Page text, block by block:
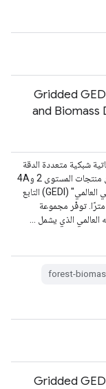
Gridded
and Biomass
شبكية متعددة الدقة
وجاهزة للتحليل وشبه عالمية، وهي مستمدّة من منتجات المستوى 2 و4A
الخاصة بمشروع "دراسة ديناميكيات النظام البيئي العالمي" (GEDI) التابع
لوكالة ناسا، والمرتبطة ببصمات ليزرية بقطر 25 مترًا. توفّر مجموعة
العالمي الذي يشمل …
forest-
Gridded